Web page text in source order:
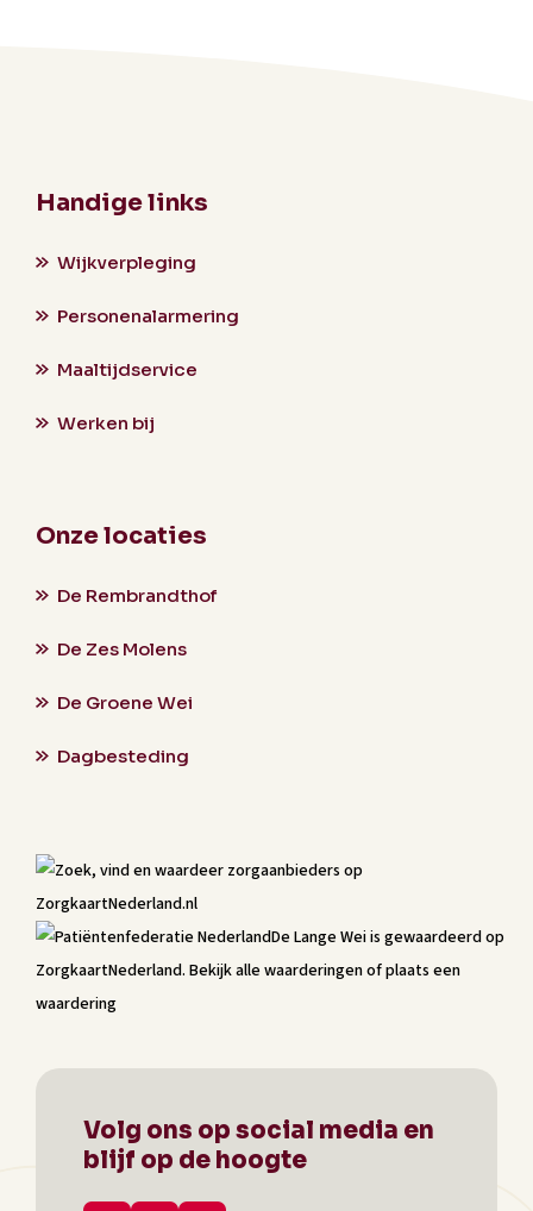
Handige links
Wijkverpleging
Personenalarmering
Maaltijdservice
Werken bij
Onze locaties
De Rembrandthof
De Zes Molens
De Groene Wei
Dagbesteding
De Lange Weiis gewaardeerd op
ZorgkaartNederland. Bekijk alle waarderingenofplaats een
waardering
Volg ons op social media en
blijf op de hoogte